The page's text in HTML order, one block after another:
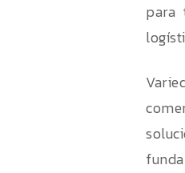
para